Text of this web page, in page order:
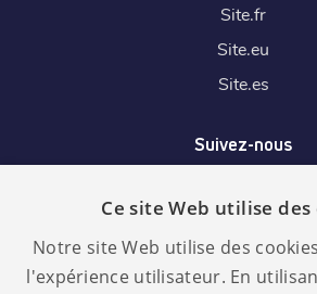
Site.fr
Site.eu
Site.es
Suivez-nous
Nous acceptons
Ce site Web utilise des
Notre site Web utilise des
l'expérience utilisateur. En